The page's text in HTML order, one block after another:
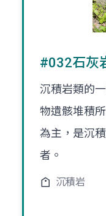
#032石灰
沉積岩類的
物遺骸堆積
為主，是沉
者。
沉積岩